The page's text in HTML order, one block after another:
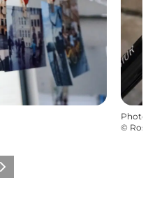
Photo
©